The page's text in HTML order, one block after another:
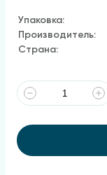
Упаковка:
Производитель:
Страна: